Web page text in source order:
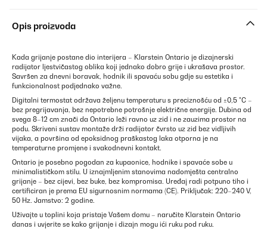
Opis proizvoda
Kada grijanje postane dio interijera – Klarstein Ontario je dizajnerski
radijator ljestvičastog oblika koji jednako dobro grije i ukrašava prostor.
Savršen za dnevni boravak, hodnik ili spavaću sobu gdje su estetika i
funkcionalnost podjednako važne.
Digitalni termostat održava željenu temperaturu s preciznošću od ±0,5 °C –
bez pregrijavanja, bez nepotrebne potrošnje električne energije. Dubina od
svega 8–12 cm znači da Ontario leži ravno uz zid i ne zauzima prostor na
podu. Skriveni sustav montaže drži radijator čvrsto uz zid bez vidljivih
vijaka, a površina od epoksidnog praškastog laka otporna je na
temperaturne promjene i svakodnevni kontakt.
Ontario je posebno pogodan za kupaonice, hodnike i spavaće sobe u
minimalističkom stilu. U iznajmljenim stanovima nadomješta centralno
grijanje – bez cijevi, bez buke, bez kompromisa. Uređaj radi potpuno tiho i
certificiran je prema EU sigurnosnim normama (CE). Priključak: 220–240 V,
50 Hz. Jamstvo: 2 godine.
Uživajte u toplini koja pristaje Vašem domu – naručite Klarstein Ontario
danas i uvjerite se kako grijanje i dizajn mogu ići ruku pod ruku.